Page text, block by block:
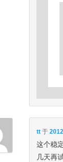
tt 于
这个稳
几天再